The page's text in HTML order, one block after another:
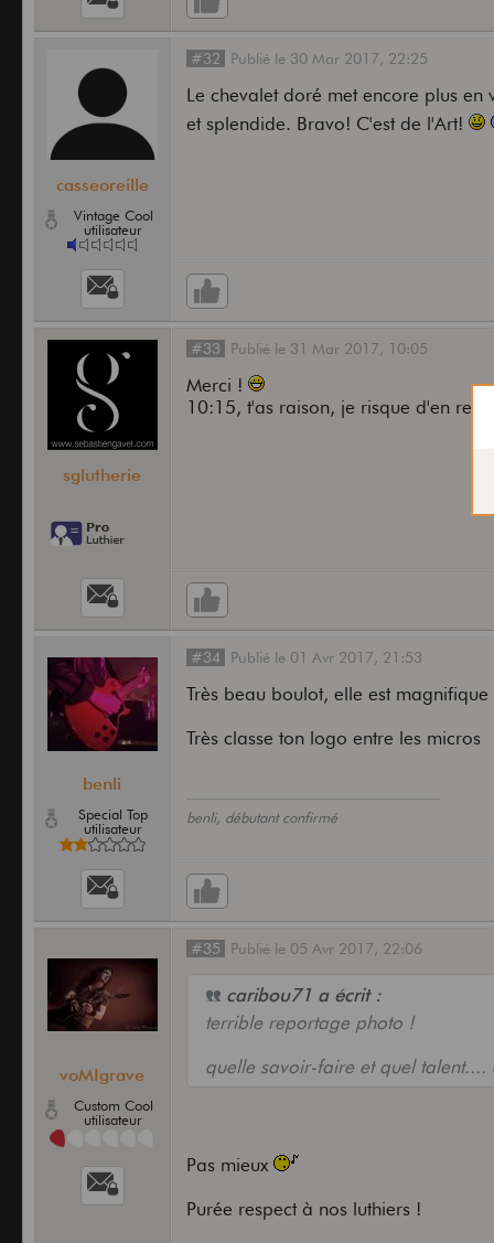
casseoreille
Vintage Cool
utilisateur
#32 Publié le 30 Mar 2017, 22:25
Le chevalet doré met encore plus
et splendide. Bravo! C'est de l'Art!
sglutherie
#33 Publié le 31 Mar 2017, 10:05
Merci !
10:15, t'as raison, je risque d'en
benli
Special Top
utilisateur
#34 Publié le 01 Avr 2017, 21:53
Très beau boulot, elle est magnifique
Très classe ton logo entre les micros
benli, débutant confirmé
voMIgrave
Custom Cool
utilisateur
#35 Publié le 05 Avr 2017, 22:06
caribou71 a écrit :
terrible reportage photo !
quelle savoir-faire et quel
Pas mieux
Purée respect à nos luthiers !